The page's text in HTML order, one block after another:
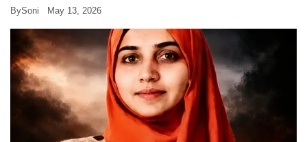
BySoni May 13, 2026